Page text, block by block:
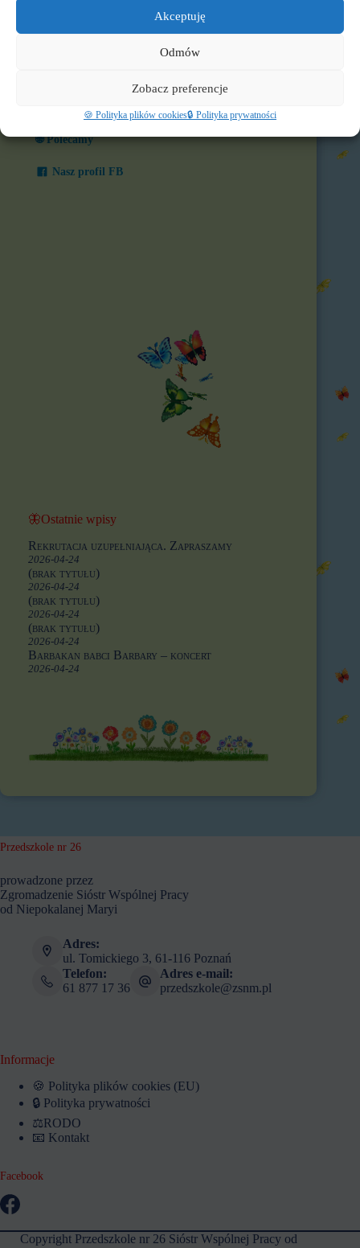
Akceptuję
Odmów
Zobacz preferencje
🍪 Polityka plików cookies🔒 Polityka prywatności
⛪ Historia Zgromadzenia
🌐 Polecamy
Nasz profil FB
🦋Ostatnie wpisy
Rekrutacja uzupełniająca. Zapraszamy
2026-04-24
(brak tytułu)
2026-04-24
(brak tytułu)
2026-04-24
(brak tytułu)
2026-04-24
Barbakan babci Barbary – koncert
2026-04-24
Przedszkole nr 26
prowadzone przez
Zgromadzenie Sióstr Wspólnej Pracy
od Niepokalanej Maryi
Adres:
ul. Tomickiego 3, 61-116 Poznań
Telefon:
61 877 17 36
Adres e-mail:
przedszkole@zsnm.pl
Informacje
🍪 Polityka plików cookies (EU)
🔒 Polityka prywatności
⚖️RODO
📧 Kontakt
Facebook
Copyright Przedszkole nr 26 Sióstr Wspólnej Pracy od